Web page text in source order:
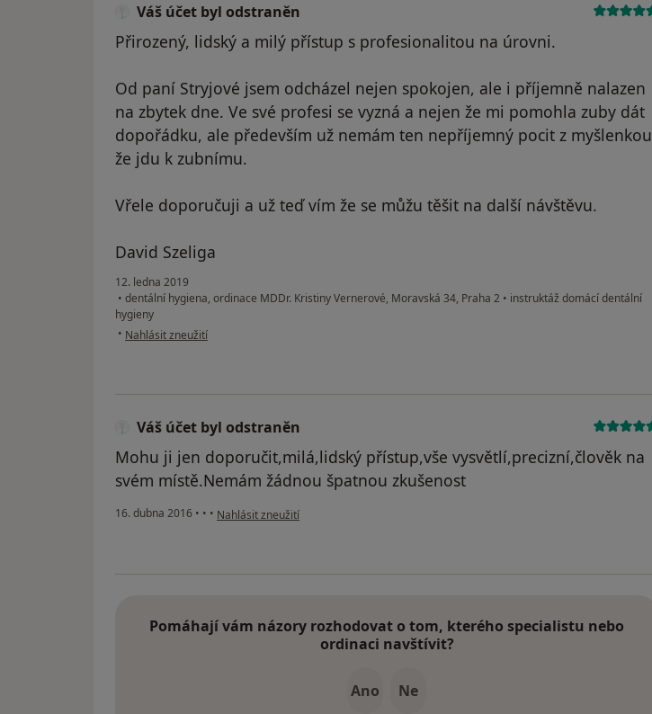
Váš účet byl odstraněn
Přirozený, lidský a milý přístup s profesionalitou na úrovni.
Od paní Stryjové jsem odcházel nejen spokojen, ale i příjemně nalazen
na zbytek dne. Ve své profesi se vyzná a nejen že mi pomohla zuby dát
dopořádku, ale především už nemám ten nepříjemný pocit z myšlenkou
že jdu k zubnímu.
Vřele doporučuji a už teď vím že se můžu těšit na další návštěvu.
David Szeliga
12. ledna 2019
• dentální hygiena, ordinace MDDr. Kristiny Vernerové, Moravská 34, Praha 2 • instruktáž domácí dentální
hygieny
• podle názoru uživatele Váš účet byl odstraněn
Nahlásit zneužití
Váš účet byl odstraněn
Mohu ji jen doporučit,milá,lidský přístup,vše vysvětlí,precizní,člověk na
svém místě.Nemám žádnou špatnou zkušenost
16. dubna 2016 • • • podle názoru uživatele Váš účet byl odstraněn
Nahlásit zneužití
Pomáhají vám názory rozhodovat o tom, kterého specialistu nebo
ordinaci navštívit?
Ano Ne